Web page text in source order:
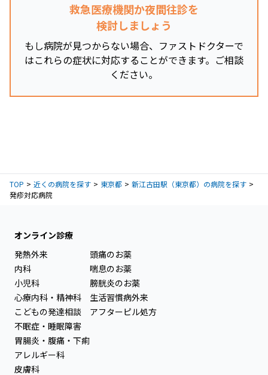
救急医療機関か夜間往診を
検討しましょう
もし病院が見つからない場合、ファストドクターで
はこれらの症状に対応することができます。ご相談
ください。
TOP 近くの病院を探す 東京都
新江古田駅（東京都）の病院を探す
発疹対応病院
オンライン診療
発熱外来
内科
小児科
心療内科・精神科
こどもの発達相談
不眠症・睡眠障害
胃腸炎・腹痛・下痢
アレルギー科
皮膚科
頭痛のお薬
喘息のお薬
膀胱炎のお薬
生活習慣病外来
アフターピル処方